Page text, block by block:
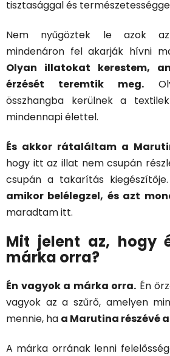
tisztasággal és
Nem nyűgöztek le azok
mindenáron fel akarják hívni
Olyan illatokat kerestem,
érzését teremtik meg.
összhangba kerülnek a
mindennapi élettel.
És akkor rátaláltam a
hogy itt az illat nem csupán
csupán a takarítás kiegészítője.
amikor belélegzel, és azt
maradtam itt.
Mit jelent az, hogy
márka orra?
Én vagyok a márka orra. Én
vagyok az a szűrő, amelyen
mennie, ha a Marutina részévé
A márka orrának lenni